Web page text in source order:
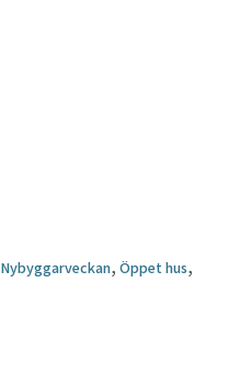
Nybyggarveckan, Öppet hus,